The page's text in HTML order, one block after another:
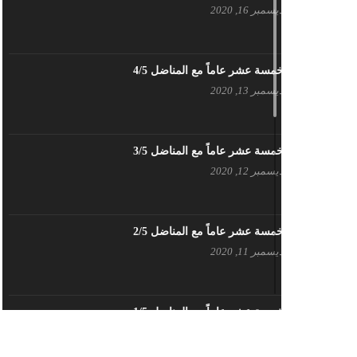
بيان حزب اليسار الديمقراطي السوري
تنويه صادر عن المكتب الإعلامي لحزب
بطاقة تهنئة – حزب اليسار الديمقراطي
أَنقِذوا اللَاجِئين السُوريين في لُبنان –
أبريل 26, 2023
ديسمبر 16, 2020
خمسة عشر عاماً مع المناضل 4/5
ديسمبر 13, 2020
خمسة عشر عاماً مع المناضل 3/5
ديسمبر 12, 2020
خمسة عشر عاماً مع المناضل 2/5
ديسمبر 11, 2020
خمسة عشر عاماً مع المناضل 1/5